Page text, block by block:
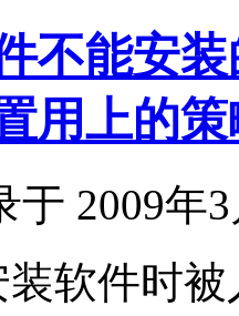
不能安
用上的
于 2009年
装软件时